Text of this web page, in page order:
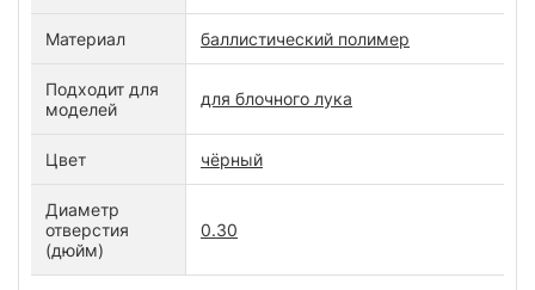
Материал баллистический полимер
Подходит для
моделей
для блочного лука
Цвет чёрный
Диаметр
отверстия
(дюйм)
0.30